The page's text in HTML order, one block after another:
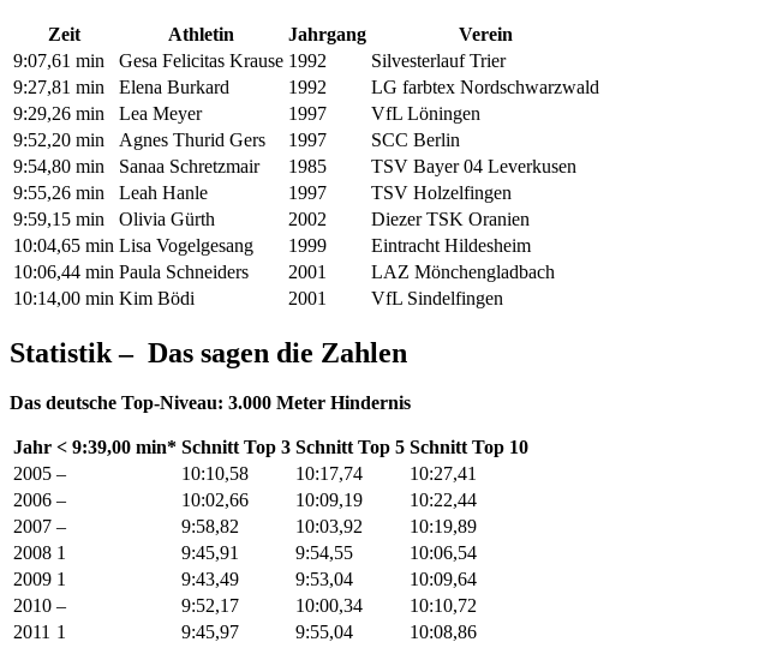
Zeit Athletin Jahrgang
Verein
9:07,61 min
Gesa Felicitas Krause 1992
Silvesterlauf Trier
9:27,81 min
Elena Burkard 1992
LG farbtex Nordschwarzwald
9:29,26 min
Lea Meyer 1997
VfL Löningen
9:52,20 min
Agnes Thurid Gers 1997
SCC Berlin
9:54,80 min
Sanaa Schretzmair 1985
TSV Bayer 04 Leverkusen
9:55,26 min
Leah Hanle 1997
TSV Holzelfingen
9:59,15 min
Olivia Gürth 2002
Diezer TSK Oranien
10:04,65 min Lisa Vogelgesang 1999
Eintracht Hildesheim
10:06,44 min Paula Schneiders 2001
LAZ Mönchengladbach
10:14,00 min Kim Bödi 2001 VfL Sindelfingen
Statistik – Das sagen die Zahlen
Das deutsche Top-Niveau: 3.000 Meter Hindernis
Jahr < 9:39,00 min* Schnitt Top 3 Schnitt Top 5 Schnitt Top 10
2005 – 10:10,58 10:17,74
10:27,41
2006 – 10:02,66 10:09,19
10:22,44
2007 – 9:58,82 10:03,92
10:19,89
2008 1 9:45,91 9:54,55
10:06,54
2009 1 9:43,49 9:53,04
10:09,64
2010 – 9:52,17 10:00,34
10:10,72
2011 1 9:45,97 9:55,04
10:08,86